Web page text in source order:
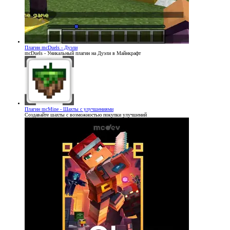
Плагин mcDuels - Дуэли
mcDuels - Уникальный плагин на Дуэли в Майнкрафт
Плагин mcMine - Шахты с улучшениями
Создавайте шахты с возможностью покупки улучшений